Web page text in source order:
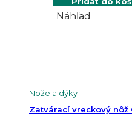
Náhľad
Nože a dýky
Zatvárací vreckový nôž